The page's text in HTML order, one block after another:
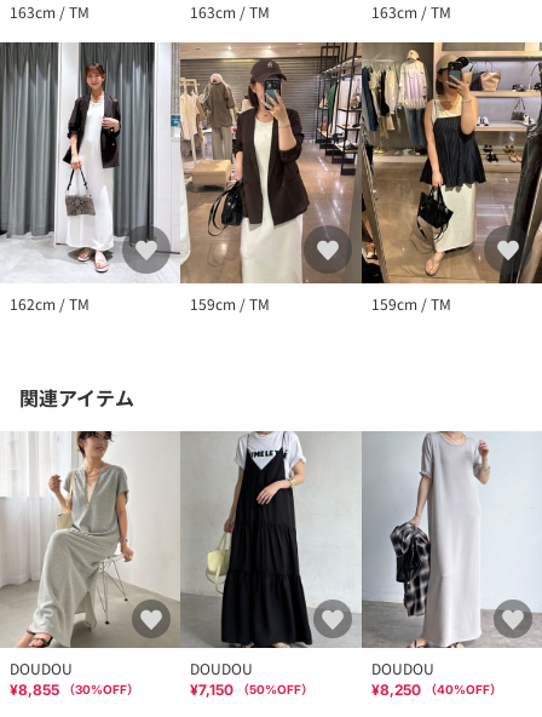
163cm / TM 163cm / TM 163cm / TM
162cm / TM 159cm / TM 159cm / TM
関連アイテム
DOUDOU
¥8,855 （30%OFF）
DOUDOU
¥7,150 （50%OFF）
DOUDOU
¥8,250 （40%OFF）